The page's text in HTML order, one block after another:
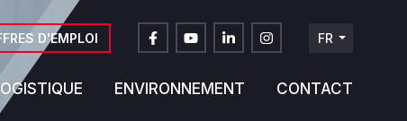
D'EMPLOI
FR
NL
ENVIRONNEMENT CONTACT